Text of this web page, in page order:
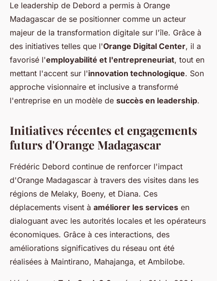
Le leadership de Debord a permis à Orange
Madagascar de se positionner comme un acteur
majeur de la transformation digitale sur l'île. Grâce à
des initiatives telles que l'Orange Digital Center, il a
favorisé l'employabilité et l'entrepreneuriat, tout en
mettant l'accent sur l'innovation technologique. Son
approche visionnaire et inclusive a transformé
l'entreprise en un modèle de succès en leadership.
Initiatives récentes et engagements
futurs d'Orange Madagascar
Frédéric Debord continue de renforcer l'impact
d'Orange Madagascar à travers des visites dans les
régions de Melaky, Boeny, et Diana. Ces
déplacements visent à améliorer les services en
dialoguant avec les autorités locales et les opérateurs
économiques. Grâce à ces interactions, des
améliorations significatives du réseau ont été
réalisées à Maintirano, Mahajanga, et Ambilobe.